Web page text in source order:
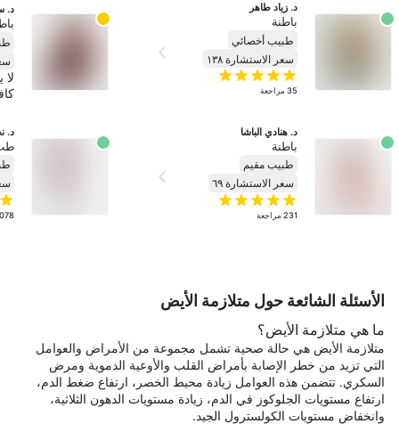
د. زياد طاهر
باطنة
طبيب أخصائي
سعر الاستشارة ١٣٨
35 مراجعة
د. هنادي الباشا
باطنة
طبيب مقيم
سعر الاستشارة ٦٩
231 مراجعة
د.
لا
د.
الأسئلة الشائعة حول متلازمة الأيض
ما هي متلازمة الأيض؟
متلازمة الأيض هي حالة صحية تشمل مجموعة من الأمراض والعوامل
التي تزيد من خطر الإصابة بأمراض القلب والأوعية الدموية ومرض
السكري. تتضمن هذه العوامل زيادة محيط الخصر، ارتفاع ضغط الدم،
ارتفاع مستويات الجلوكوز في الدم، زيادة مستويات الدهون الثلاثية،
وانخفاض مستويات الكولسترول الجيد.